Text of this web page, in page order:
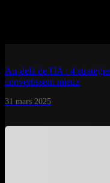
Au-delà de l'IA : 4
convertissent mieux
31 mars 2025